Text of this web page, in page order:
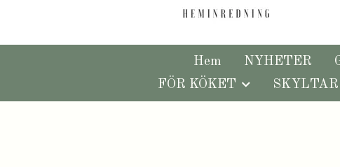
Hem NYHETER
FÖR KÖKET
SKYLTAR